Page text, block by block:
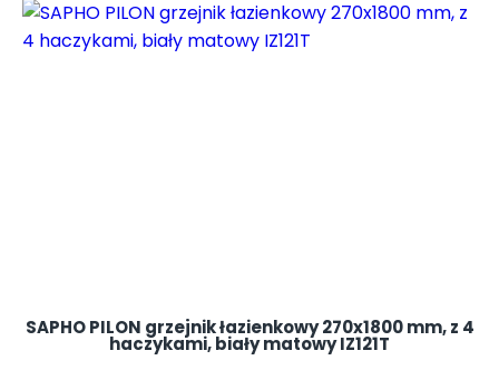
1200,00 zł.995,00 zł.
SAPHO PILON grzejnik łazienkowy 270x1800 mm, z 4
haczykami, biały matowy IZ121T